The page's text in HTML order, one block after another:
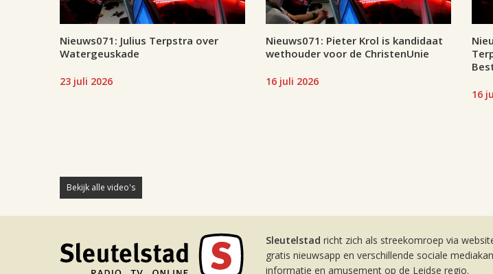
Nieuws071: Julius Terpstra over
Watergeuskade
23 juli 2026
Nieuws071: Pieter Krol is kandidaat
wethouder voor de ChristenUnie
16 juli 2026
16
Bekijk alle video's
Sleutelstad richt zich als streekomroep via
gratis nieuwsapp en verschillende sociale
informatie en amusement op de Leidse regio.